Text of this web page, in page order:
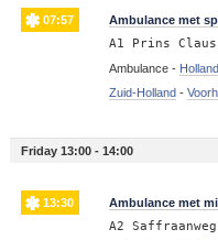
07:57 Ambulance met
A1 Prins
Ambulance -
Zuid-Holland-
Friday 13:00 - 14:00
13:30 Ambulance met
A2 Saffraanweg